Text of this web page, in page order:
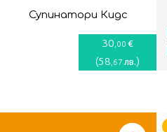
Супинатори Кидс
30 ,00 €
(58 ,67 лв.)